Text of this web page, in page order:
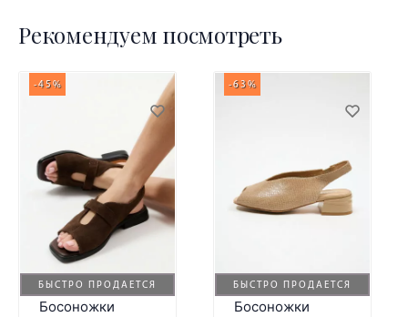
Рекомендуем посмотреть
БЫСТРО ПРОДАЕТСЯ
-45%
Босоножки
БЫСТРО ПРОДАЕТСЯ
-63%
Босоножки